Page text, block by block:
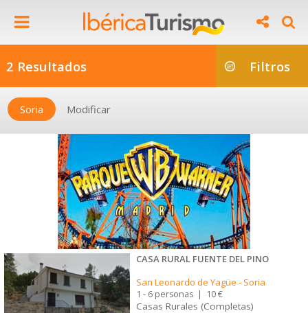
2 Resultados Filtros
Soria Modificar
CASA RURAL FUENTE DEL PINO
San Leonardo de Yagüe - Soria
1 - 6 personas | 10 €
Casas Rurales (Completas)